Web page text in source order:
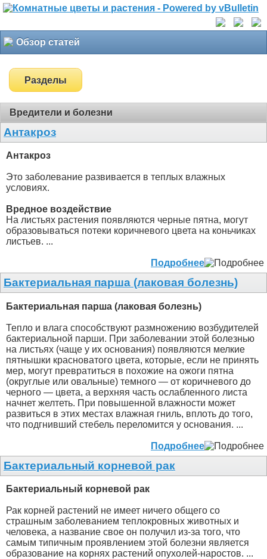
Обзор статей
Разделы
Вредители и болезни
Антакроз
Антакроз
Это заболевание развивается в теплых влажных
условиях.
Вредное воздействие
На листьях растения появляются черные пятна, могут
образовываться потеки коричневого цвета на коньчиках
листьев. ...
Подробнее
Бактериальная парша (лаковая болезнь)
Бактериальная парша (лаковая болезнь)
Тепло и влага способствуют размножению возбудителей
бактериальной парши. При заболевании этой болезнью
на листьях (чаще у их основания) появляются мелкие
пятнышки красноватого цвета, которые, если не принять
мер, могут превратиться в похожие на ожоги пятна
(округлые или овальные) темного — от коричневого до
черного — цвета, а верхняя часть ослабленного листа
начнет желтеть. При повышенной влажности может
развиться в этих местах влажная гниль, вплоть до того,
что подгнивший стебель переломится у основания. ...
Подробнее
Бактериальный корневой рак
Бактериальный корневой рак
Рак корней растений не имеет ничего общего со
страшным заболеванием теплокровных животных и
человека, а название свое он получил из-за того, что
самым типичным проявлением этой болезни является
образование на корнях растений опухолей-наростов. ...